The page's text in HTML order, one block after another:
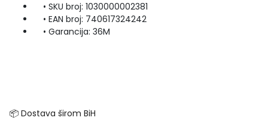
• SKU broj: 1030000002381
• EAN broj: 740617324242
• Garancija: 36M
📦 Dostava širom BiH